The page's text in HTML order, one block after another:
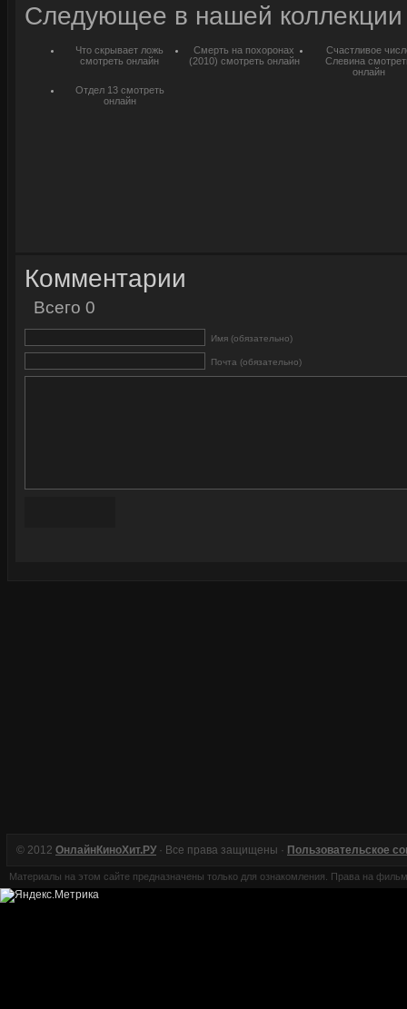
Следующее в нашей коллекции
Что скрывает ложь
смотреть онлайн
Смерть на похоронах
(2010) смотреть онлайн
Счастливое
Слевина
онлайн
Отдел 13 смотреть
онлайн
Комментарии
Всего 0
Имя (обязательно)
Почта (обязательно)
© 2012 ОнлайнКиноХит.РУ· Все права защищены · Пользовательское
Материалы на этом сайте предназначены только для ознакомления. Права на